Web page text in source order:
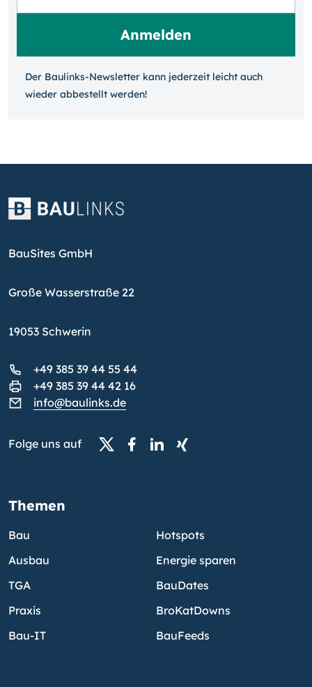
Der Baulinks-Newsletter kann jeder­zeit leicht auch
wieder ab­bestellt werden!
BauSites GmbH
Große Wasserstraße 22
19053 Schwerin
+49 385 39 44 55 44
+49 385 39 44 42 16
info@baulinks.de
Folge uns auf
Themen
Bau
Ausbau
TGA
Praxis
Bau-IT
Hotspots
Energie sparen
BauDates
BroKatDowns
BauFeeds